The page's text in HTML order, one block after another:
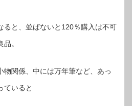
ると、並ばないと120％購入は不可
。
物関係、中には万年筆など、あっ
ていると